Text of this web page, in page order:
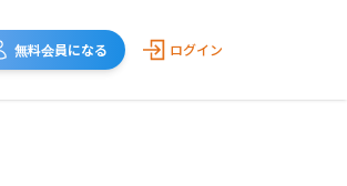
無料会員になる ログイン